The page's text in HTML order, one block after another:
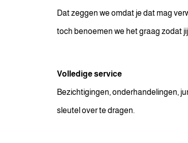
Dat zeggen we omdat je dat mag
toch benoemen we het graag zodat
Volledige service
Bezichtigingen, onderhandelingen,
sleutel over te dragen.